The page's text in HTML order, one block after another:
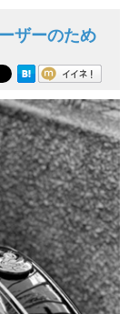
ザーのため